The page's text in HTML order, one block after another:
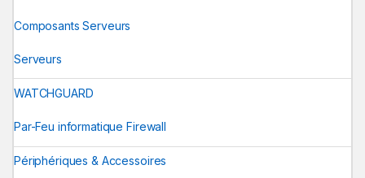
Composants Serveurs
Serveurs
WATCHGUARD
Par-Feu informatique Firewall
Périphériques & Accessoires